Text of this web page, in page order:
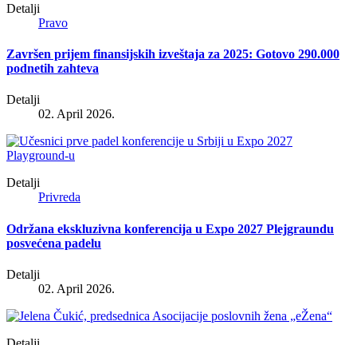
Detalji
Pravo
Završen prijem finansijskih izveštaja za 2025: Gotovo 290.000
podnetih zahteva
Detalji
02. April 2026.
Detalji
Privreda
Održana ekskluzivna konferencija u Expo 2027 Plejgraundu
posvećena padelu
Detalji
02. April 2026.